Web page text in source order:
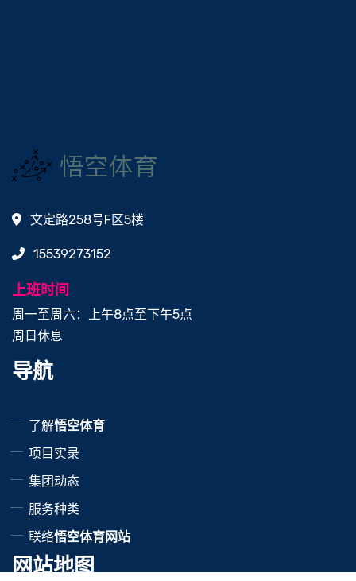
文定路258号F区5楼
15539273152
上班时间
周一至周六：上午8点至下午5点
周日休息
导航
了解悟空体育
项目实录
集团动态
服务种类
联络悟空体育网站
网站地图